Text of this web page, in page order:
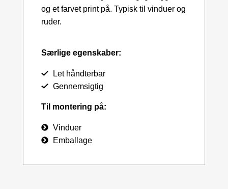
og et farvet print på. Typisk til vinduer og
ruder.
Særlige egenskaber:
Let håndterbar
Gennemsigtig
Til montering på:
Vinduer
Emballage